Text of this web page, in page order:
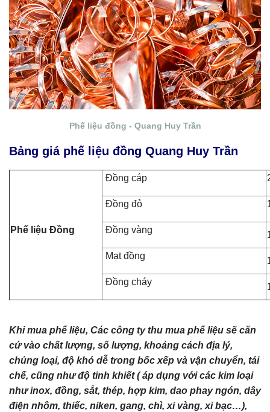
Phế liệu đồng - Quang Huy Trần
Bảng giá phế liệu đồng Quang Huy Trần
Phế liệu Đồng
Đồng cáp
Đồng đỏ
Đồng vàng
Mạt đồng
Đồng cháy
Khi mua phế liệu, Các công ty thu mua phế liệu sẽ căn
cứ vào chất lượng, số lượng, khoảng cách địa lý,
chủng loại, độ khó dễ trong bốc xếp và vận chuyển, tái
chế, cũng như độ tinh khiết ( áp dụng với các kim loại
như inox, đồng, sắt, thép, hợp kim, dao phay ngón, dây
điện nhôm, thiếc, niken, gang, chì, xi vàng, xi bạc…),